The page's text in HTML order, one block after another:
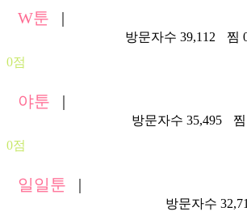
W툰 |
방문자수 39,112
찜
0점
야툰 |
방문자수 35,495
0점
일일툰 |
방문자수